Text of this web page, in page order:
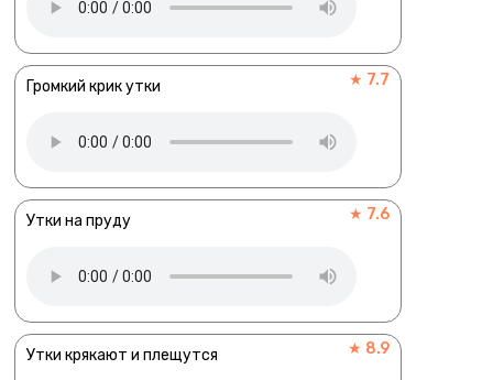
Громкий крик утки ★ 7.7
Утки на пруду ★ 7.6
Утки крякают и плещутся ★ 8.9